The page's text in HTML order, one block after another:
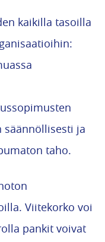
kaikilla tasoilla
säännöllisesti ja
taho.
Viitekorko voi
pankit voivat